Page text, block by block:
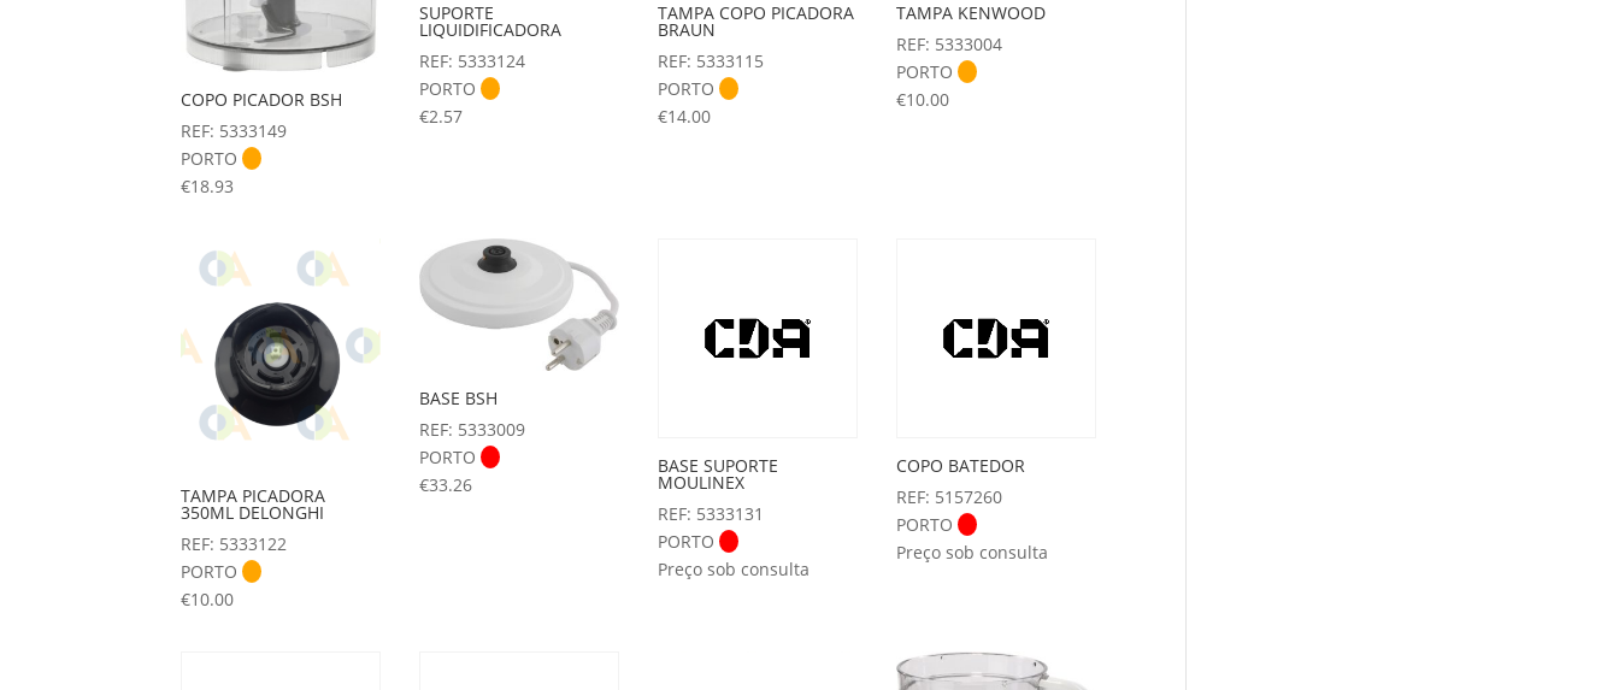
COPO PICADOR BSH
REF: 5333149
PORTO
€18.93
SUPORTE
LIQUIDIFICADORA
REF: 5333124
PORTO
€2.57
TAMPA COPO PICADORA
BRAUN
REF: 5333115
PORTO
€14.00
TAMPA KENWOOD
REF: 5333004
PORTO
€10.00
TAMPA PICADORA
350ML DELONGHI
REF: 5333122
PORTO
€10.00
BASE BSH
REF: 5333009
PORTO
€33.26
BASE SUPORTE
MOULINEX
REF: 5333131
PORTO
Preço sob consulta
COPO BATEDOR
REF: 5157260
PORTO
Preço sob consulta